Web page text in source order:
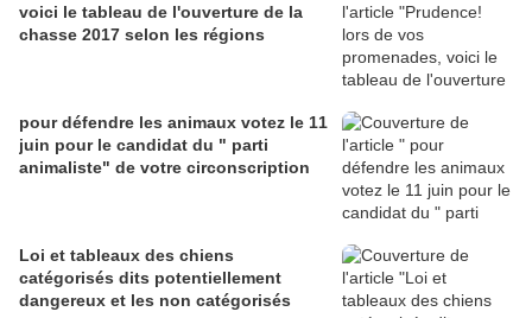
voici le tableau de l'ouverture de la
chasse 2017 selon les régions
pour défendre les animaux votez le 11
juin pour le candidat du " parti
animaliste" de votre circonscription
Loi et tableaux des chiens
catégorisés dits potentiellement
dangereux et les non catégorisés